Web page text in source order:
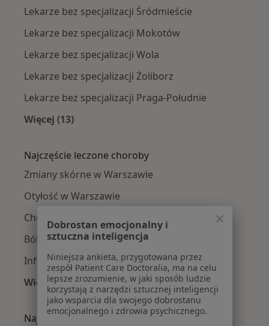
Lekarze bez specjalizacji Śródmieście
Lekarze bez specjalizacji Mokotów
Lekarze bez specjalizacji Wola
Lekarze bez specjalizacji Żoliborz
Lekarze bez specjalizacji Praga-Południe
Więcej (13)
Najczęście leczone choroby
Zmiany skórne w Warszawie
Otyłość w Warszawie
Choroby wieku dziecięcego w Warszawie
Bóle brzucha w Warszawie
Infekcje dróg moczowych w Warszawie
Więcej (15)
Więcej w kategorii: Najczęście leczone
Najpopularniejsze ubezpieczenia
Dobrostan emocjonalny i
sztuczna inteligencja
Niniejsza ankieta, przygotowana przez
zespół Patient Care Doctoralia, ma na celu
lepsze zrozumienie, w jaki sposób ludzie
korzystają z narzędzi sztucznej inteligencji
jako wsparcia dla swojego dobrostanu
emocjonalnego i zdrowia psychicznego.